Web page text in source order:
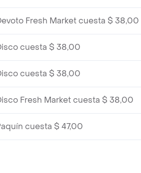
Fresh Market cuesta $ 38,00
cuesta $ 38,00
cuesta $ 38,00
Fresh Market cuesta $ 38,00
cuesta $ 47,00